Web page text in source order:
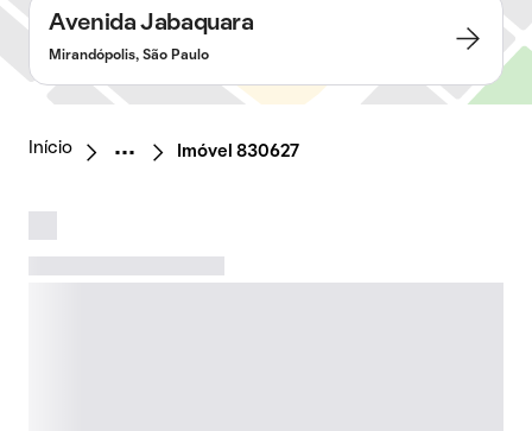
Avenida Jabaquara
Mirandópolis, São Paulo
Início Imóvel 830627